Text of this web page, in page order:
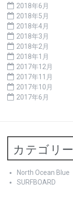
2018年6月
2018年5月
2018年4月
2018年3月
2018年2月
2018年1月
2017年12月
2017年11月
2017年10月
2017年6月
カテゴリー
North Ocean Blue
SURFBOARD